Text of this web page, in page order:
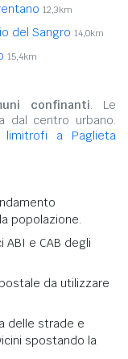
12,3km
del Sangro 14,0km
15,4km
confinanti. Le
dal centro urbano.
limitrofi a Paglieta
popolazione.
ABI e CAB degli
da utilizzare
delle strade e
spostando la